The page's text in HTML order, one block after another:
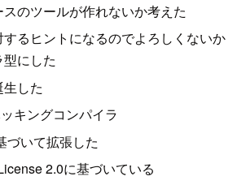
のツールが作れないか考えた
るヒントになるのでよろしくないか
にした
した
キングコンパイラ
づいて拡張した
2.0に基づいている